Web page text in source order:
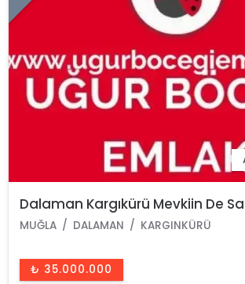
Dalaman Kargıkürü Mevkiin De
MUĞLA DALAMAN KARGINKÜRÜ
₺ 35.000.000